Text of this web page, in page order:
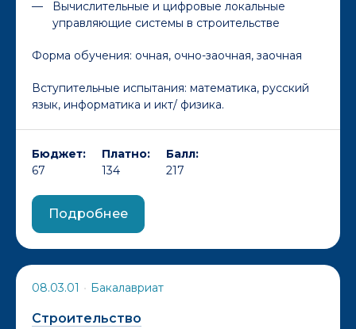
Вычислительные и цифровые локальные
управляющие системы в строительстве
Форма обучения: очная, очно-заочная, заочная
Вступительные испытания: математика, русский
язык, информатика и икт/ физика.
Бюджет:
67
Платно:
134
Балл:
217
Подробнее
08.03.01 • Бакалавриат
Строительство